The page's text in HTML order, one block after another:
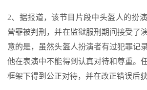
2、据报道，该节目片段中头盔人的扮
营罪被判刑，并在监狱服刑期间接受了
意的是，虽然头盔人扮演者有过犯罪记
他在表演中不能得到认真对待和尊重。
框架下得到公正对待，并在改正错误后